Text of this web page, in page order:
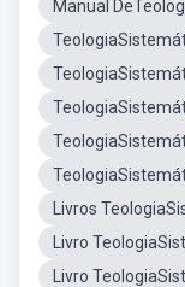
Manual
Livros
Livro
Livro